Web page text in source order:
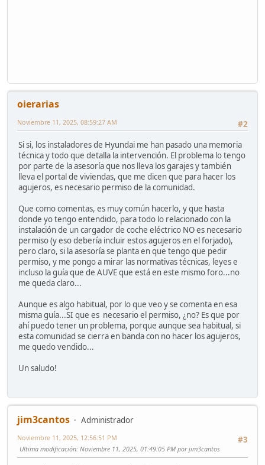
oierarias
#2
Noviembre 11, 2025, 08:59:27 AM
Si si, los instaladores de Hyundai me han pasado una memoria
técnica y todo que detalla la intervención. El problema lo tengo
por parte de la asesoría que nos lleva los garajes y también
lleva el portal de viviendas, que me dicen que para hacer los
agujeros, es necesario permiso de la comunidad.
Que como comentas, es muy común hacerlo, y que hasta
donde yo tengo entendido, para todo lo relacionado con la
instalación de un cargador de coche eléctrico NO es necesario
permiso (y eso debería incluir estos agujeros en el forjado),
pero claro, si la asesoría se planta en que tengo que pedir
permiso, y me pongo a mirar las normativas técnicas, leyes e
incluso la guía que de AUVE que está en este mismo foro...no
me queda claro...
Aunque es algo habitual, por lo que veo y se comenta en esa
misma guía...SI que es necesario el permiso, ¿no? Es que por
ahí puedo tener un problema, porque aunque sea habitual, si
esta comunidad se cierra en banda con no hacer los agujeros,
me quedo vendido...
Un saludo!
jim3cantos
Administrador
#3
Noviembre 11, 2025, 12:56:51 PM
Ultima modificación: Noviembre 11, 2025, 01:49:05 PM por jim3cantos